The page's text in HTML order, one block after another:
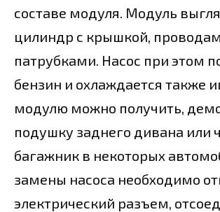
составе модуля. Модуль
цилиндр с крышкой,
патрубками. Насос при этом
бензин и охлаждается также
модулю можно получить,
подушку заднего дивана или
багажник в некоторых
замены насоса необходимо
электрический разъем,